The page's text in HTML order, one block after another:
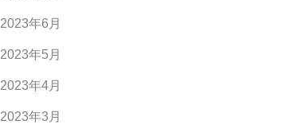
2023年6月
2023年5月
2023年4月
2023年3月